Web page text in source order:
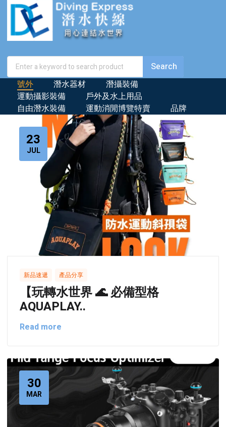
號外 潛水器材
潛攝裝備
運動攝影裝備
戶外及水上用品
自由潛水裝備
運動消閒博覽特賣 品牌
23
JUL
新品速遞 產品分享
【玩轉水世界 🌊 必備型格
AQUAPLAY..
Read more
30
MAR